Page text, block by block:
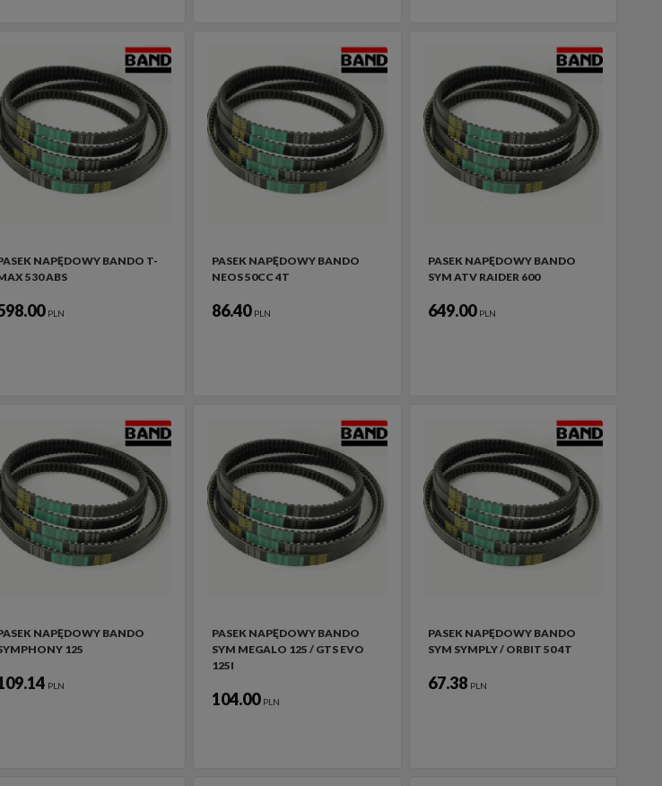
NAPĘDOWY BANDO T-
530 ABS
PLN
PASEK NAPĘDOWY BANDO
NEOS 50CC 4T
86.40 PLN
PASEK NAPĘDOWY BANDO
SYM ATV RAIDER 600
649.00 PLN
NAPĘDOWY BANDO
125
PLN
PASEK NAPĘDOWY BANDO
SYM MEGALO 125 / GTS EVO
125I
104.00 PLN
PASEK NAPĘDOWY BANDO
SYM SYMPLY / ORBIT 50 4T
67.38 PLN